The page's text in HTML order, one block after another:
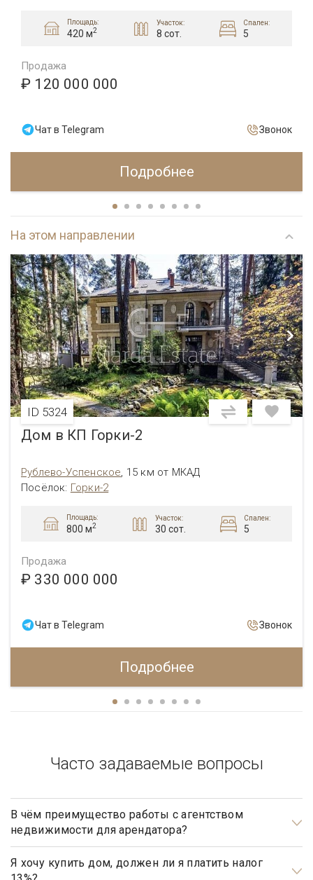
Площадь:
420 м2
Участок:
8 сот.
Спален:
5
Продажа
₽ 120 000 000
Чат в Telegram Звонок
Подробнее
На этом направлении
ID 5324
Дом в КП Горки-2
Рублево-Успенское, 15 км от МКАД
Посёлок: Горки-2
Площадь:
800 м2
Участок:
30 сот.
Спален:
5
Продажа
₽ 330 000 000
Чат в Telegram Звонок
Подробнее
Часто задаваемые вопросы
В чём преимущество работы с агентством
недвижимости для арендатора?
Арендаторы элитной недвижимости почти всегда очень
занятые люди, у которых абсолютно нет времени на поиски
Я хочу купить дом, должен ли я платить налог